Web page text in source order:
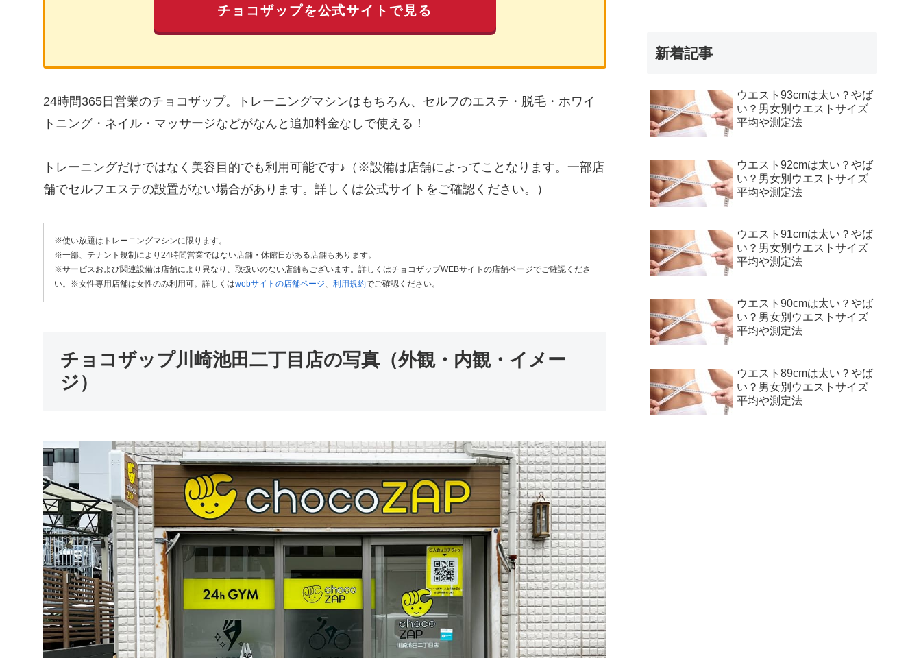
チョコザップを公式サイトで見る
24時間365日営業のチョコザップ。トレーニングマシンはもちろん、セルフのエステ・脱毛・ホワイ
トニング・ネイル・マッサージなどがなんと追加料金なしで使える！
トレーニングだけではなく美容目的でも利用可能です♪（※設備は店舗によってことなります。一部店
舗でセルフエステの設置がない場合があります。詳しくは公式サイトをご確認ください。）
※使い放題はトレーニングマシンに限ります。
※一部、テナント規制により24時間営業ではない店舗・休館日がある店舗もあります。
※サービスおよび関連設備は店舗により異なり、取扱いのない店舗もございます。詳しくはチョコザップWEBサイトの店舗ページでご確認くださ
い。※女性専用店舗は女性のみ利用可。詳しくはwebサイトの店舗ページ 利用規約でご確認ください。
チョコザップ川崎池田二丁目店の写真（外観・内観・イメー
ジ）
新着記事
ウエスト93cmは太い？やば
い？男女別ウエストサイズ
平均や測定法
ウエスト92cmは太い？やば
い？男女別ウエストサイズ
平均や測定法
ウエスト91cmは太い？やば
い？男女別ウエストサイズ
平均や測定法
ウエスト90cmは太い？やば
い？男女別ウエストサイズ
平均や測定法
ウエスト89cmは太い？やば
い？男女別ウエストサイズ
平均や測定法